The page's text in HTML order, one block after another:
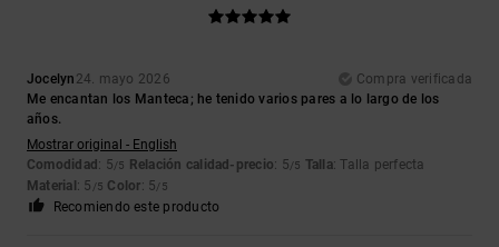
Jocelyn 24. mayo 2026
Compra verificada
Me encantan los Manteca; he tenido varios pares a lo largo de los
años.
Mostrar original - English
Comodidad: 5/5 Relación calidad-precio: 5/5 Talla: Talla perfecta
Material: 5 /5 Color: 5/5
Recomiendo este producto